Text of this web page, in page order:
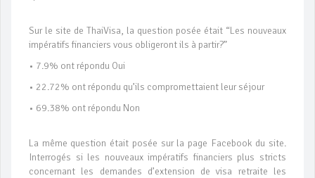
Sur le site de ThaiVisa, la question posée était “Les nouveaux
impératifs financiers vous obligeront ils à partir?”
• 7.9% ont répondu Oui
• 22.72% ont répondu qu’ils compromettaient leur séjour
• 69.38% ont répondu Non
La même question était posée sur la page Facebook du site.
Interrogés si les nouveaux impératifs financiers plus stricts
concernant les demandes d’extension de visa retraite les